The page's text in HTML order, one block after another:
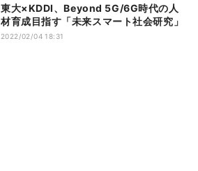
東大×KDDI、Beyond 5G/6G時代の人
材育成目指す「未来スマート社会研究」
2022/02/04 18:31